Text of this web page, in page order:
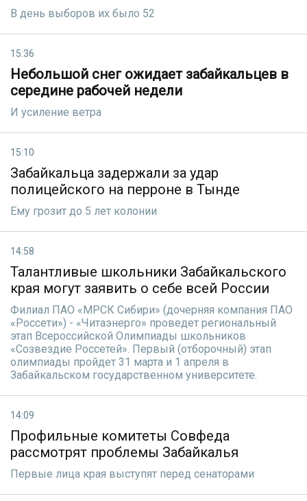
В день выборов их было 52
15:36
Небольшой снег ожидает забайкальцев в
середине рабочей недели
И усиление ветра
15:10
Забайкальца задержали за удар
полицейского на перроне в Тынде
Ему грозит до 5 лет колонии
14:58
Талантливые школьники Забайкальского
края могут заявить о себе всей России
Филиал ПАО «МРСК Сибири» (дочерняя компания ПАО
«Россети») - «Читаэнерго» проведет региональный
этап Всероссийской Олимпиады школьников
«Созвездие Россетей». Первый (отборочный) этап
олимпиады пройдет 31 марта и 1 апреля в
Забайкальском государственном университете.
14:09
Профильные комитеты Совфеда
рассмотрят проблемы Забайкалья
Первые лица края выступят перед сенаторами